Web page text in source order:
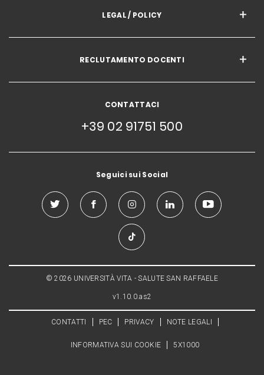
LEGAL / POLICY
RECLUTAMENTO DOCENTI
CONTATTACI
+39 02 91751 500
Seguici sui Social
© 2026 UNIVERSITÀ VITA - SALUTE SAN RAFFAELE
v1.10.0.as2
CONTATTI PEC PRIVACY NOTE LEGALI
INFORMATIVA SUI COOKIE 5X1000